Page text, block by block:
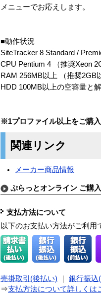
メニューでお応えします。
■動作状況
SiteTracker 8 Standard /
CPU Pentium 4 （推奨Xeon
RAM 256MB以上 （推奨2GB
HDD 100MB以上の空容量と
※1プロファイル以上をご購
関連リンク
メーカー商品情報
ぷらっとオンライン ご購
支払方法について
以下のお支払い方法がご利用
売掛取引(後払い) 銀行振込
⇒支払方法について詳しくは